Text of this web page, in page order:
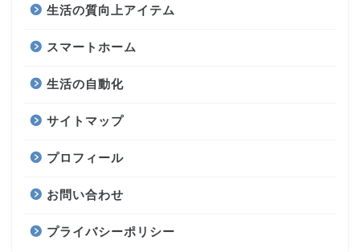
生活の質向上アイテム
スマートホーム
生活の自動化
サイトマップ
プロフィール
お問い合わせ
プライバシーポリシー